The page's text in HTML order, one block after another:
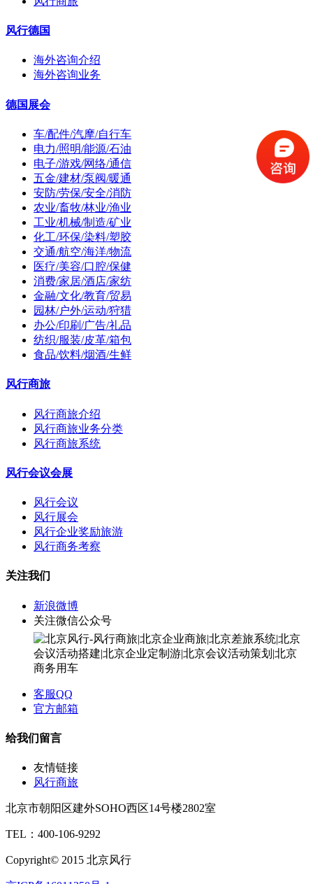
风行德国
海外咨询介绍
海外咨询业务
德国展会
车/配件/汽摩/自行车
电力/照明/能源/石油
电子/游戏/网络/通信
五金/建材/泵阀/暖通
安防/劳保/安全/消防
农业/畜牧/林业/渔业
工业/机械/制造/矿业
化工/环保/染料/塑胶
交通/航空/海洋/物流
医疗/美容/口腔/保健
消费/家居/酒店/家纺
金融/文化/教育/贸易
园林/户外/运动/狩猎
办公/印刷/广告/礼品
纺织/服装/皮革/箱包
食品/饮料/烟酒/生鲜
风行商旅
风行商旅介绍
风行商旅业务分类
风行商旅系统
风行会议会展
风行会议
风行展会
风行企业奖励旅游
风行商务考察
关注我们
新浪微博
关注微信公众号
客服QQ
官方邮箱
给我们留言
友情链接
风行商旅
北京市朝阳区建外SOHO西区14号楼2802室
TEL：400-106-9292
Copyright© 2015 北京风行